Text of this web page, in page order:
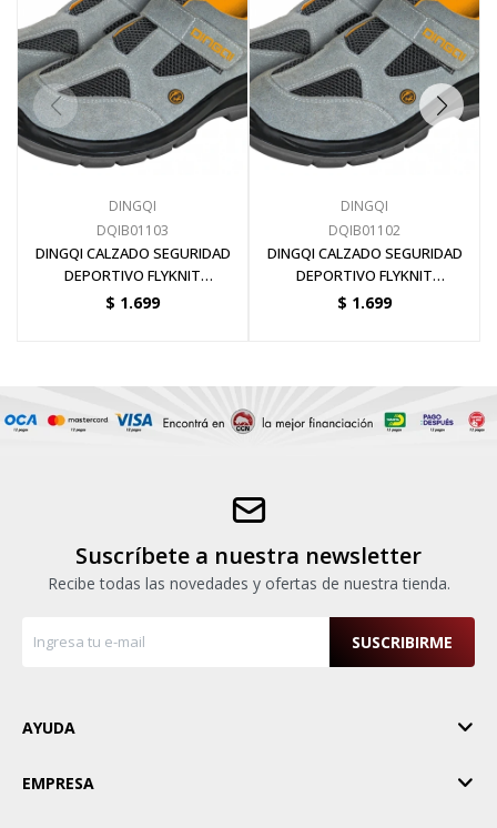
DINGQI
DQIB01103
DINGQI CALZADO SEGURIDAD
DEPORTIVO FLYKNIT
IMPERMEABLE PUNTA DE
$ 1.699
DINGQI
DQIB01102
DINGQI CALZADO SEGURIDAD
DEPORTIVO FLYKNIT
IMPERMEABLE PUNTA DE
$ 1.699
Suscríbete a nuestra newsletter
Recibe todas las novedades y ofertas de nuestra tienda.
SUSCRIBIRME
AYUDA
EMPRESA